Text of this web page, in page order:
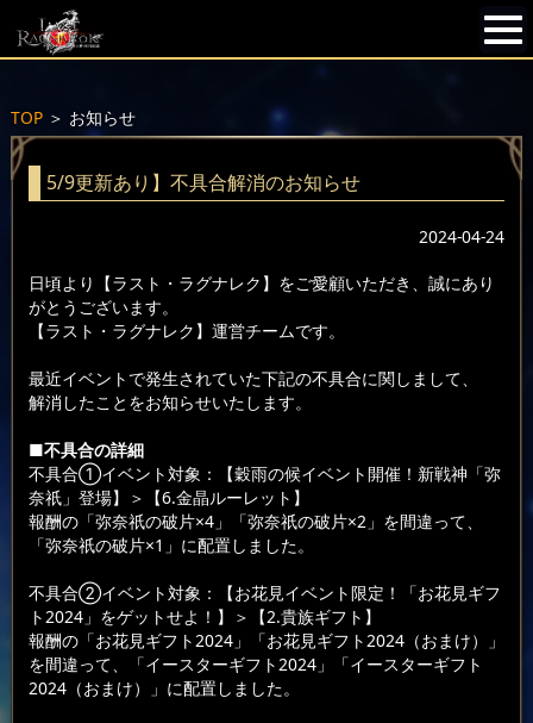
TOP＞ お知らせ
5/9更新あり】不具合解消のお知らせ
2024-04-24
日頃より【ラスト・ラグナレク】をご愛顧いただき、誠にあり
がとうございます。
【ラスト・ラグナレク】運営チームです。
最近イベントで発生されていた下記の不具合に関しまして、
解消したことをお知らせいたします。
■不具合の詳細
不具合①イベント対象：【穀雨の候イベント開催！新戦神「弥
奈祇」登場】＞【6.金晶ルーレット】
報酬の「弥奈祇の破片×4」「弥奈祇の破片×2」を間違って、
「弥奈祇の破片×1」に配置しました。
不具合②イベント対象：【お花見イベント限定！「お花見ギフ
ト2024」をゲットせよ！】＞【2.貴族ギフト】
報酬の「お花見ギフト2024」「お花見ギフト2024（おまけ）」
を間違って、「イースターギフト2024」「イースターギフト
2024（おまけ）」に配置しました。